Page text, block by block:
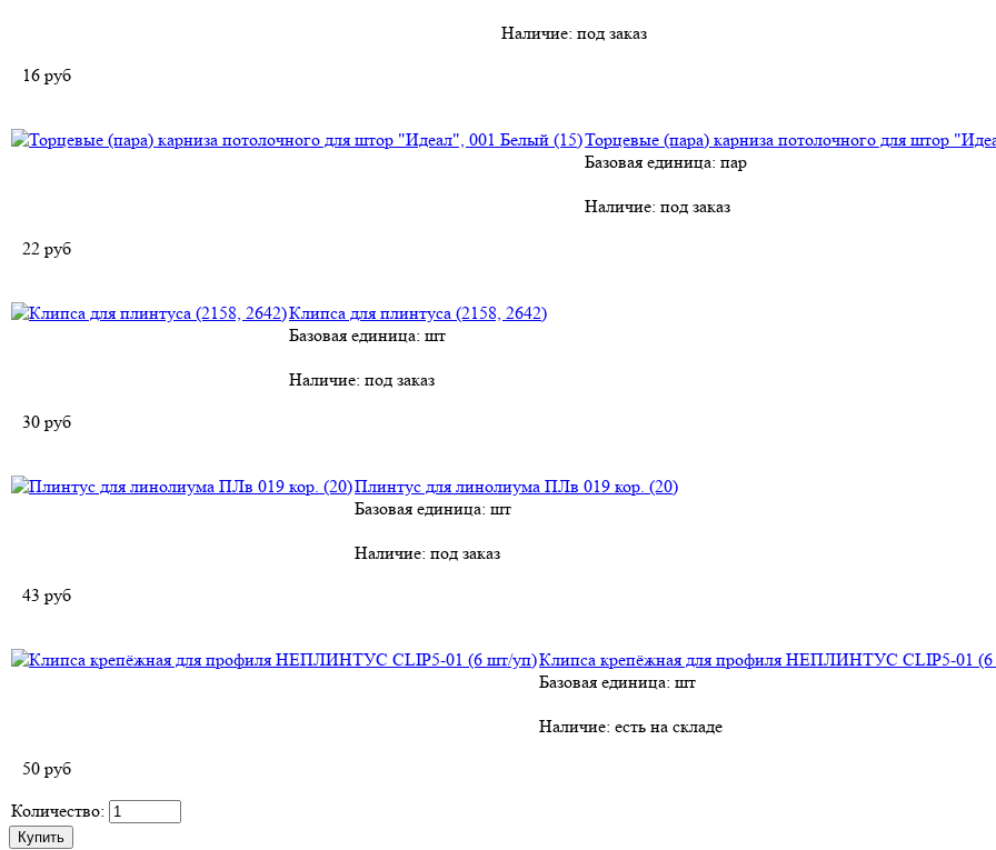
Наличие: под заказ
16 руб
Торцевые (пара) карниза потолочного для штор
Базовая единица: пар
Наличие: под заказ
22 руб
Клипса для плинтуса (2158, 2642)
Базовая единица: шт
Наличие: под заказ
30 руб
Плинтус для линолиума ПЛв 019 кор. (20)
Базовая единица: шт
Наличие: под заказ
43 руб
Клипса крепёжная для профиля НЕПЛИНТУС CLIP5-01
Базовая единица: шт
Наличие: есть на складе
50 руб
Количество: